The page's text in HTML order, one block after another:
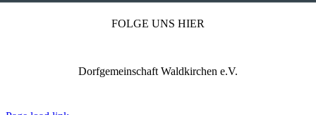
FOLGE UNS HIER
Dorfgemeinschaft Waldkirchen e.V.